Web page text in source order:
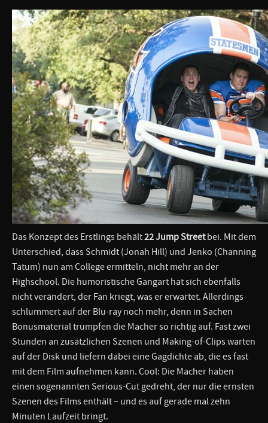
Das Konzept des Erstlings behält22 Jump Streetbei. Mit dem
Unterschied, dass Schmidt (Jonah Hill) und Jenko (Channing
Tatum) nun am College ermitteln, nicht mehr an der
Highschool. Die humoristische Gangart hat sich ebenfalls
nicht verändert, der Fan kriegt, was er erwartet. Allerdings
schlummert auf der Blu-ray noch mehr, denn in Sachen
Bonusmaterial trumpfen die Macher so richtig auf. Fast zwei
Stunden an zusätzlichen Szenen und Making-of-Clips warten
auf der Disk und liefern dabei eine Gagdichte ab, die es fast
mit dem Film aufnehmen kann. Cool: Die Macher haben
einen sogenannten Serious-Cut gedreht, der nur die ernsten
Szenen des Films enthält – und es auf gerade mal zehn
Minuten Laufzeit bringt.